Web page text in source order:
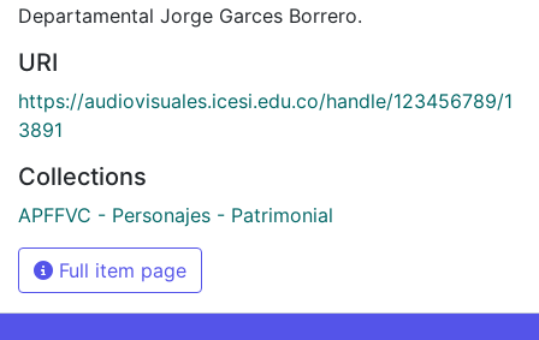
Departamental Jorge Garces Borrero.
URI
https://audiovisuales.icesi.edu.co/handle/123456789/1
3891
Collections
APFFVC - Personajes - Patrimonial
Full item page